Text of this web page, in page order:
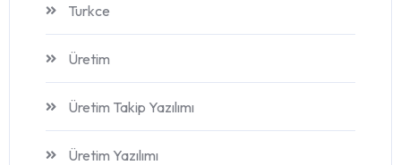
Turkce
Üretim
Üretim Takip Yazılımı
Üretim Yazılımı